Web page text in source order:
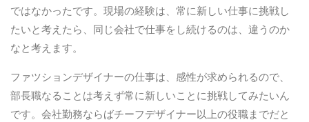
ではなかったです。現場の経験は、常に新しい仕事に挑戦し
たいと考えたら、同じ会社で仕事をし続けるのは、違うのか
なと考えます。
ファツションデザイナーの仕事は、感性が求められるので、
部長職なることは考えず常に新しいことに挑戦してみたいん
です。会社勤務ならばチーフデザイナー以上の役職までだと